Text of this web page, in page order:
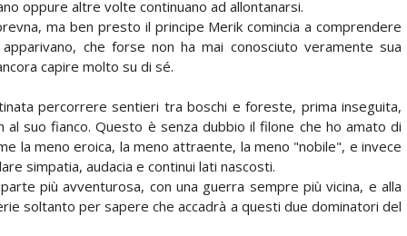
oppure altre volte continuano ad allontanarsi.
ma ben presto il principe Merik comincia a comprendere
che forse non ha mai conosciuto veramente sua
capire molto su di sé.
percorrere sentieri tra boschi e foreste, prima inseguita,
suo fianco. Questo è senza dubbio il filone che ho amato di
la meno eroica, la meno attraente, la meno "nobile", e invece
simpatia, audacia e continui lati nascosti.
più avventurosa, con una guerra sempre più vicina, e alla
soltanto per sapere che accadrà a questi due dominatori del